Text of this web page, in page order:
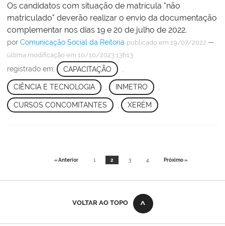
Os candidatos com situação de matrícula "não
matriculado" deverão realizar o envio da documentação
complementar nos dias 19 e 20 de julho de 2022.
por Comunicação Social da Reitoria publicado em 19/07/2022 —
última modificação em 10/10/2023 13h13
registrado em: CAPACITAÇÃO
CIÊNCIA E TECNOLOGIA , INMETRO ,
CURSOS CONCOMITANTES XERÉM
« Anterior 1 2 3 4 Próximo »
VOLTAR AO TOPO